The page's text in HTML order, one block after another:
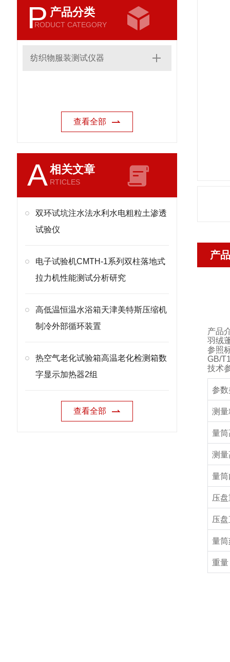
P 产品分类
RODUCT CATEGORY
纺织物服装测试仪器
查看全部
A相关文章
RTICLES
双环试坑注水法水利水电粗粒土渗透
试验仪
电子试验机CMTH-1系列双柱落地式
拉力机性能测试分析研究
高低温恒温水浴箱天津美特斯压缩机
制冷外部循环装置
热空气老化试验箱高温老化检测箱数
字显示加热器2组
查看全部
产
产品
羽绒
参照
GB/
技术
参
测
量
测
量
压
压
量
重量